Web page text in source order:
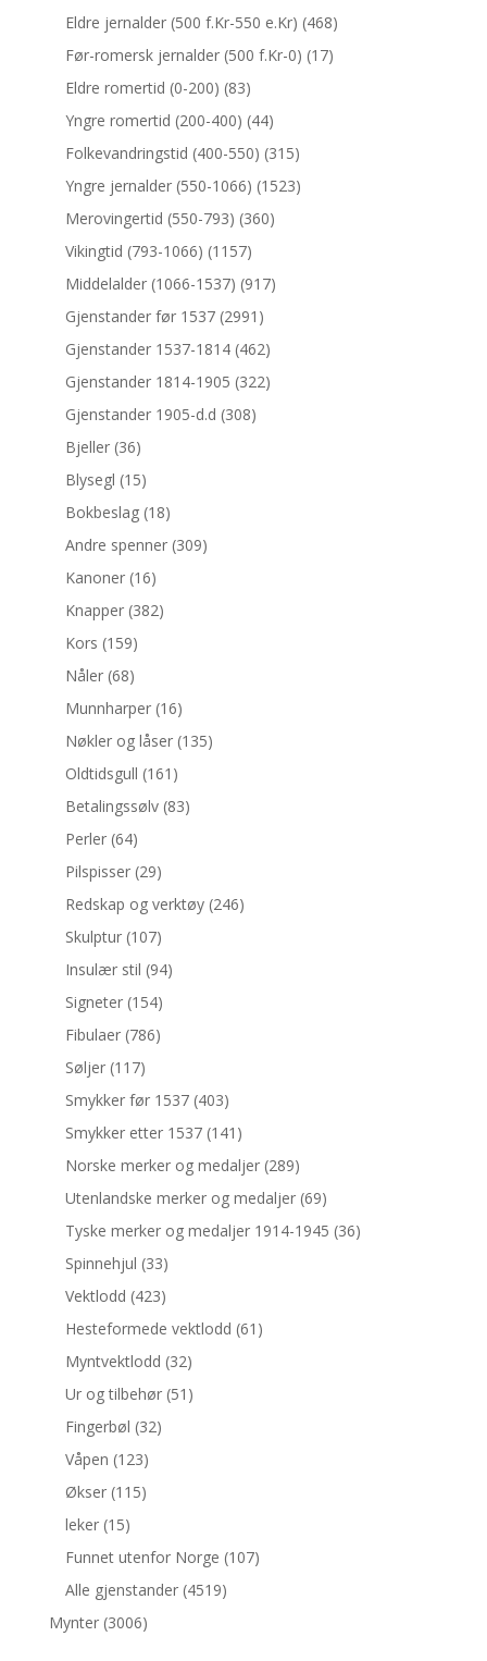
Eldre jernalder (500 f.Kr-550 e.Kr) (468)
Før-romersk jernalder (500 f.Kr-0) (17)
Eldre romertid (0-200) (83)
Yngre romertid (200-400) (44)
Folkevandringstid (400-550) (315)
Yngre jernalder (550-1066) (1523)
Merovingertid (550-793) (360)
Vikingtid (793-1066) (1157)
Middelalder (1066-1537) (917)
Gjenstander før 1537 (2991)
Gjenstander 1537-1814 (462)
Gjenstander 1814-1905 (322)
Gjenstander 1905-d.d (308)
Bjeller (36)
Blysegl (15)
Bokbeslag (18)
Andre spenner (309)
Kanoner (16)
Knapper (382)
Kors (159)
Nåler (68)
Munnharper (16)
Nøkler og låser (135)
Oldtidsgull (161)
Betalingssølv (83)
Perler (64)
Pilspisser (29)
Redskap og verktøy (246)
Skulptur (107)
Insulær stil (94)
Signeter (154)
Fibulaer (786)
Søljer (117)
Smykker før 1537 (403)
Smykker etter 1537 (141)
Norske merker og medaljer (289)
Utenlandske merker og medaljer (69)
Tyske merker og medaljer 1914-1945 (36)
Spinnehjul (33)
Vektlodd (423)
Hesteformede vektlodd (61)
Myntvektlodd (32)
Ur og tilbehør (51)
Fingerbøl (32)
Våpen (123)
Økser (115)
leker (15)
Funnet utenfor Norge (107)
Alle gjenstander (4519)
Mynter (3006)